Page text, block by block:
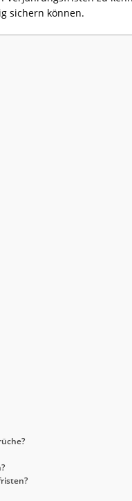
sichern können.